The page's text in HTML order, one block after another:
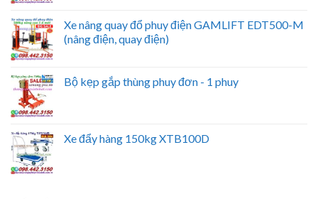
Xe nâng quay đổ phuy điện GAMLIFT EDT500-M
(nâng điện, quay điện)
Bộ kẹp gắp thùng phuy đơn - 1 phuy
Xe đẩy hàng 150kg XTB100D